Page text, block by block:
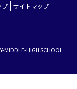
プ サイトマップ
MIDDLE-HIGH SCHOOL